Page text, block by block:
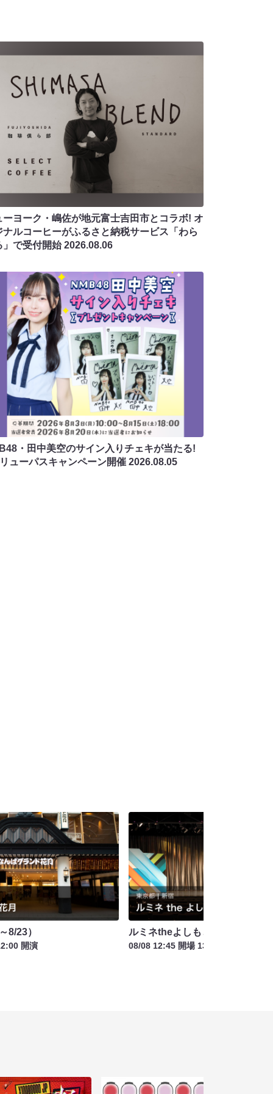
ーヨーク・嶋佐が地元富士吉田市とコラボ! オ
ナルコーヒーがふるさと納税サービス「わら
」で受付開始2026.08.06
・田中美空のサイン入りチェキが当たる!
ューパスキャンペーン開催 2026.08.05
8/23）
開演
ルミネtheよしもと お盆特別興行
08/08 12:45 開場 13:15 開演